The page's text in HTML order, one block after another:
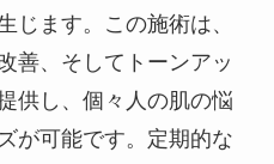
じます。この施術は、
善、そしてトーンアッ
供し、個々人の肌の悩
が可能です。定期的な